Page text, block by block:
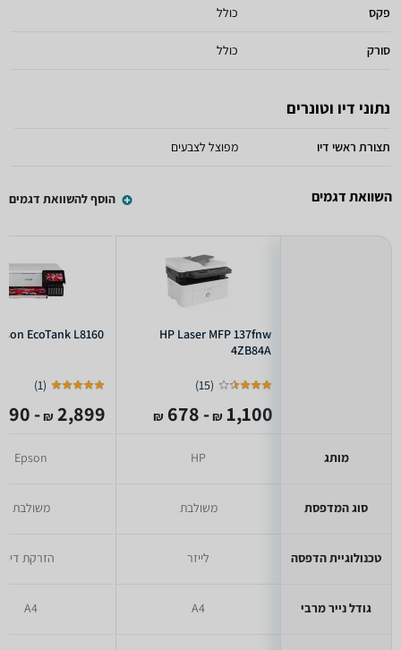
פקס כולל
סורק כולל
נתוני דיו וטונרים
תצורת ראשי דיו מפוצל לצבעים
השוואת דגמים הוסף להשוואת דגמים
מותג
סוג המדפסת
טכנולוגיית הדפסה
גודל נייר מרבי
HP Laser MFP 137fnw
4ZB84A
(
15
)
1,100
₪
- 678
₪
HP
משולבת
לייזר
A4
EcoTank L8160
(
1
)
2,899
₪
- 2,890
Epson
משולבת
הזרקת דיו
A4